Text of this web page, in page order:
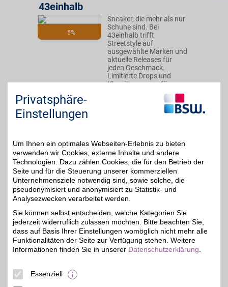
5%
43einhalb
Sneaker, die mehr als nur
Schuhe sind. Bei
43einhalb trifft
Streetstyle auf
ausgewählte Marken und
aktuelle Releases für
jeden Geschmack.
Limitierte Drops und
Klassiker sorgen für
Abwechslung im Alltag
und im Look. Mit BSW-
Vorteil wird Ihre Auswahl
Zum Partnerprofil
bis zu 5%
Tennis-Point
Alles für Ihr Spiel auf dem
Platz. Tennis-Point
Bekleidung und Zubehör
für Anfänger und Profis.
Hochwertige Marken und
eine große Auswahl
unterstützen Sie bei
jedem Match. Mit BSW-
Privatsphäre-
Einstellungen
Um Ihnen ein optimales Webseiten-Erlebnis zu bieten
verwenden wir Cookies, externe Inhalte und andere
Technologien. Dazu zählen Cookies, die für den Betrieb der
Seite und für die Steuerung unserer kommerziellen
Unternehmensziele notwendig sind, sowie solche, die
pseudonymisiert und anonymisiert zu Statistik- und
Analysezwecken verarbeitet werden.
Sie können selbst entscheiden, welche Kategorien Sie
jederzeit widerruflich zulassen möchten. Bitte beachten Sie,
dass auf Basis Ihrer Einstellungen womöglich nicht mehr alle
Funktionalitäten der Seite zur Verfügung stehen. Weitere
Informationen finden Sie in unserer Datenschutzerklärung
Essenziell